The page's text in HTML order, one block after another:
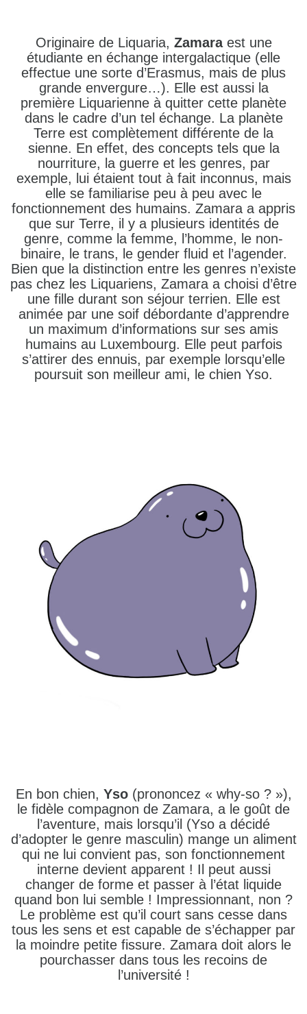
Originaire de Liquaria, Zamaraest une
étudiante en échange intergalactique (elle
effectue une sorte d’Erasmus, mais de plus
grande envergure…). Elle est aussi la
première Liquarienne à quitter cette planète
dans le cadre d’un tel échange. La planète
Terre est complètement différente de la
sienne. En effet, des concepts tels que la
nourriture, la guerre et les genres, par
exemple, lui étaient tout à fait inconnus, mais
elle se familiarise peu à peu avec le
fonctionnement des humains. Zamara a appris
que sur Terre, il y a plusieurs identités de
genre, comme la femme, l’homme, le non-
binaire, le trans, le gender fluid et l’agender.
Bien que la distinction entre les genres n’existe
pas chez les Liquariens, Zamara a choisi d’être
une fille durant son séjour terrien. Elle est
animée par une soif débordante d’apprendre
un maximum d’informations sur ses amis
humains au Luxembourg. Elle peut parfois
s’attirer des ennuis, par exemple lorsqu’elle
poursuit son meilleur ami, le chien Yso.
En bon chien, Yso(prononcez « why-so ? »),
le fidèle compagnon de Zamara, a le goût de
l’aventure, mais lorsqu’il (Yso a décidé
d’adopter le genre masculin) mange un aliment
qui ne lui convient pas, son fonctionnement
interne devient apparent ! Il peut aussi
changer de forme et passer à l’état liquide
quand bon lui semble ! Impressionnant, non ?
Le problème est qu’il court sans cesse dans
tous les sens et est capable de s’échapper par
la moindre petite fissure. Zamara doit alors le
pourchasser dans tous les recoins de
l’université !